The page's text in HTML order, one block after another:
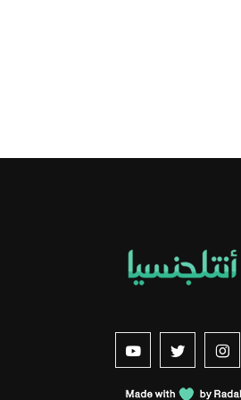
Suivez-nous sur Facebook
Suivez-nous sur Instagram
nous sur Twitter